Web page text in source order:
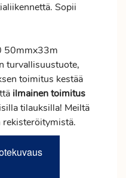
Sopii
50mmx33m
turvallisuustuote,
toimitus kestää
ilmainentoimitus
tilauksilla! Meiltä